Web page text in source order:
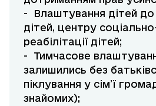
- Влаштування дітей до
дітей, центру
реабілітації дітей;
- Тимчасове
залишились без
піклування у сім’ї
знайомих);